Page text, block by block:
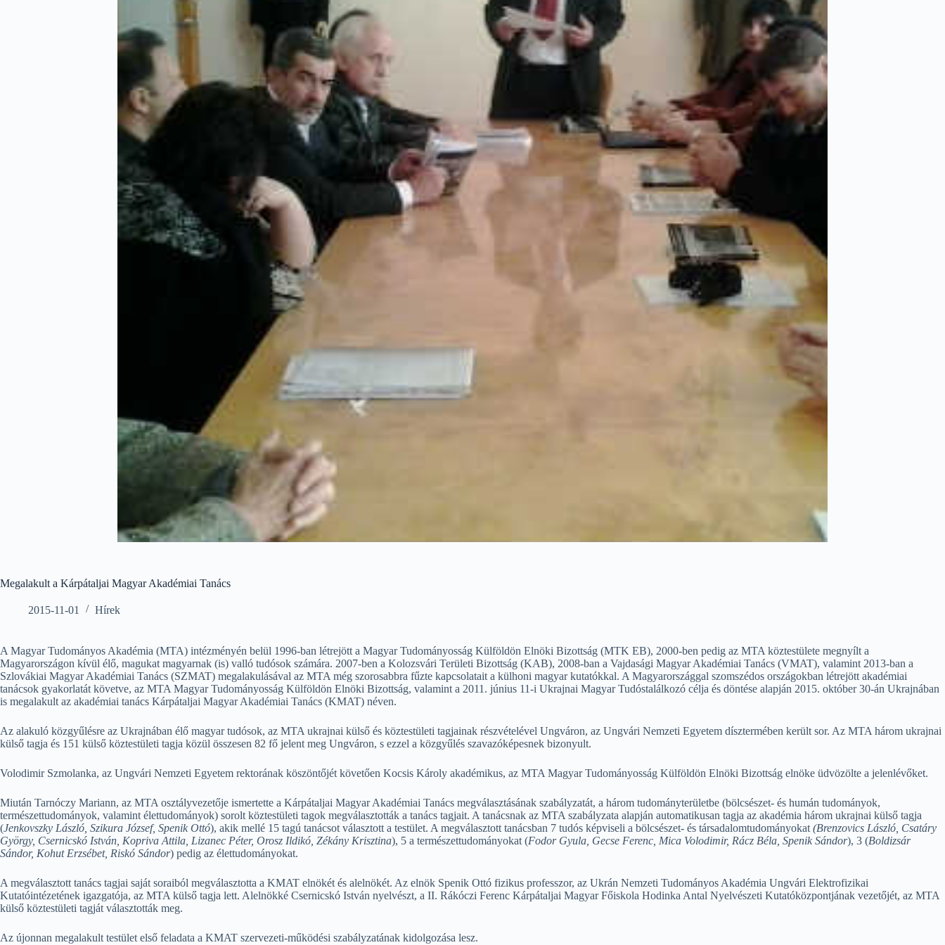
Megalakult a Kárpátaljai Magyar Akadémiai Tanács
2015-11-01 Hírek
A Magyar Tudományos Akadémia (MTA) intézményén belül 1996-ban létrejött a Magyar Tudományosság Külföldön Elnöki Bizottság (MTK EB), 2000-ben pedig az MTA köztestülete megnyílt a
Magyarországon kívül élő, magukat magyarnak (is) valló tudósok számára. 2007-ben a Kolozsvári Területi Bizottság (KAB), 2008-ban a Vajdasági Magyar Akadémiai Tanács (VMAT), valamint 2013-ban a
Szlovákiai Magyar Akadémiai Tanács (SZMAT) megalakulásával az MTA még szorosabbra fűzte kapcsolatait a külhoni magyar kutatókkal. A Magyarországgal szomszédos országokban létrejött akadémiai
tanácsok gyakorlatát követve, az MTA Magyar Tudományosság Külföldön Elnöki Bizottság, valamint a 2011. június 11-i Ukrajnai Magyar Tudóstalálkozó célja és döntése alapján 2015. október 30-án Ukrajnában
is megalakult az akadémiai tanács Kárpátaljai Magyar Akadémiai Tanács (KMAT) néven.
Az alakuló közgyűlésre az Ukrajnában élő magyar tudósok, az MTA ukrajnai külső és köztestületi tagjainak részvételével Ungváron, az Ungvári Nemzeti Egyetem dísztermében került sor. Az MTA három ukrajnai
külső tagja és 151 külső köztestületi tagja közül összesen 82 fő jelent meg Ungváron, s ezzel a közgyűlés szavazóképesnek bizonyult.
Volodimir Szmolanka, az Ungvári Nemzeti Egyetem rektorának köszöntőjét követően Kocsis Károly akadémikus, az MTA Magyar Tudományosság Külföldön Elnöki Bizottság elnöke üdvözölte a jelenlévőket.
Miután Tarnóczy Mariann, az MTA osztályvezetője ismertette a Kárpátaljai Magyar Akadémiai Tanács megválasztásának szabályzatát, a három tudományterületbe (bölcsészet- és humán tudományok,
természettudományok, valamint élettudományok) sorolt köztestületi tagok megválasztották a tanács tagjait. A tanácsnak az MTA szabályzata alapján automatikusan tagja az akadémia három ukrajnai külső tagja
(Jenkovszky László, Szikura József, Spenik Ottó), akik mellé 15 tagú tanácsot választott a testület. A megválasztott tanácsban 7 tudós képviseli a bölcsészet- és társadalomtudományokat (Brenzovics László, Csatáry
György, Csernicskó István, Kopriva Attila, Lizanec Péter, Orosz Ildikó, Zékány Krisztina), 5 a természettudományokat (Fodor Gyula, Gecse Ferenc, Mica Volodimir, Rácz Béla, Spenik Sándor), 3 (Boldizsár
Sándor, Kohut Erzsébet, Riskó Sándor) pedig az élettudományokat.
A megválasztott tanács tagjai saját soraiból megválasztotta a KMAT elnökét és alelnökét. Az elnök Spenik Ottó fizikus professzor, az Ukrán Nemzeti Tudományos Akadémia Ungvári Elektrofizikai
Kutatóintézetének igazgatója, az MTA külső tagja lett. Alelnökké Csernicskó István nyelvészt, a II. Rákóczi Ferenc Kárpátaljai Magyar Főiskola Hodinka Antal Nyelvészeti Kutatóközpontjának vezetőjét, az MTA
külső köztestületi tagját választották meg.
Az újonnan megalakult testület első feladata a KMAT szervezeti-működési szabályzatának kidolgozása lesz.